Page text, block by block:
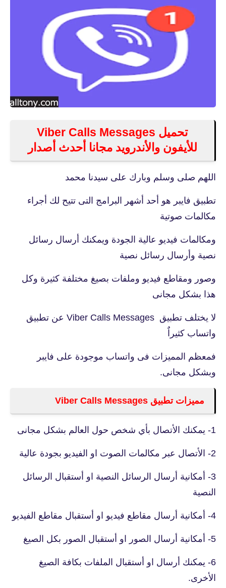
تحميل Viber Calls Messages
للأيفون والأندرويد مجانا أحدث أصدار
اللهم صلى وسلم وبارك على سيدنا محمد
تطبيق فايبر هو أحد أشهر البرامج التى تتيح لك أجراء
مكالمات صوتية
ومكالمات فيديو عالية الجودة ويمكنك أرسال رسائل
نصية وأرسال رسائل نصية
وصور ومقاطع فيديو وملفات بصيغ مختلفة كثيرة وكل
هذا بشكل مجانى
لا يختلف تطبيق Viber Calls Messages عن تطبيق
واتساب كثيراٌ
فمعظم المميزات فى واتساب موجودة على فايبر
وبشكل مجانى.
مميزات تطبيق Viber Calls Messages
1- يمكنك الأتصال بأي شخص حول العالم بشكل مجانى
2- الأتصال عبر مكالمات الصوت او الفيديو بجودة عالية
3- أمكانية أرسال الرسائل النصية او أستقبال الرسائل
النصية
4- أمكانية أرسال مقاطع فيديو او أستقبال مقاطع الفيديو
5- أمكانية أرسال الصور او أستقبال الصور بكل الصيغ
6- يمكنك أرسال او أستقبال الملفات بكافة الصيغ
الأخرى.